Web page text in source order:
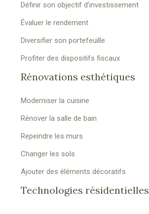
Définir son objectif d’investissement
Évaluer le rendement
Diversifier son portefeuille
Profiter des dispositifs fiscaux
Rénovations esthétiques
Moderniser la cuisine
Rénover la salle de bain
Repeindre les murs
Changer les sols
Ajouter des éléments décoratifs
Technologies résidentielles